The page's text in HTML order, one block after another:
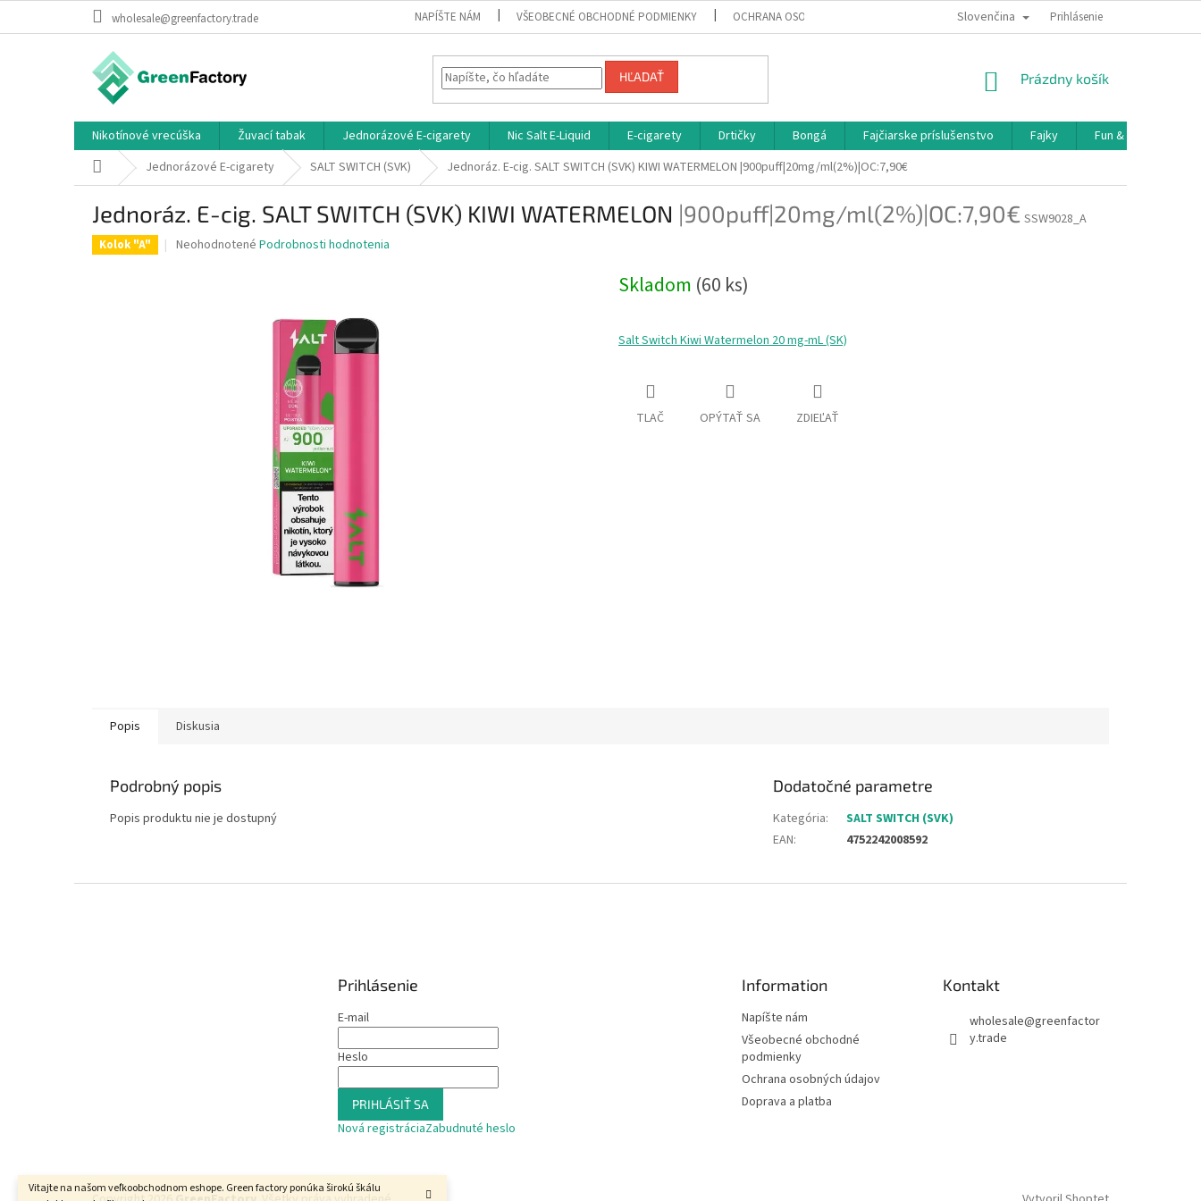
Vitajte na našom veľkoobchodnom eshope. Green factory ponúka širokú škálu
wholesale@greenfactory.trade NAPÍŠTE NÁM VŠEOBECNÉ OBCHODNÉ PODMIENKY OCHRANA OSOBNÝCH ÚDAJOV DOPRAVA A PLATBA
Slovenčina Prihlásenie
HĽADAŤ
NÁKUPNÝ
Prázdny košík
Nikotínové vrecúška Žuvací tabak Jednorázové E-cigarety Nic Salt E-Liquid E-cigarety Drtičky Bongá Fajčiarske príslušenstvo Fajky
Fun & Games
Domov Jednorázové E-cigarety SALT SWITCH (SVK) Jednoráz. E-cig. SALT SWITCH (SVK) KIWI WATERMELON |900puff|20mg/ml(2%)|OC:7,90€
Jednoráz. E-cig. SALT SWITCH (SVK) KIWI WATERMELON |900puff|20mg/ml(2%)|OC:7,90€ SSW9028_A
Kolok "A"
Priemerné
Neohodnotené Podrobnosti hodnotenia
Skladom (60 ks)
Salt Switch Kiwi Watermelon 20 mg-mL (SK)
TLAČ OPÝTAŤ SA ZDIEĽAŤ
Popis Diskusia
Podrobný popis
Popis produktu nie je dostupný
Dodatočné parametre
Kategória:
SALT SWITCH (SVK)
EAN: 4752242008592
Prihlásenie
E-mail
Heslo
PRIHLÁSIŤ SA
Nová registráciaZabudnuté heslo
Information
Napíšte nám
Všeobecné obchodné
podmienky
Ochrana osobných údajov
Doprava a platba
Kontakt
wholesale@greenfactor
y.trade